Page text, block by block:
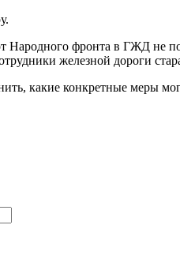
фронта в ГЖД не
железной дороги
какие конкретные меры